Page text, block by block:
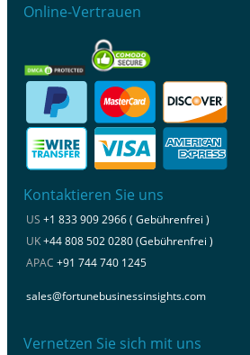
Online-Vertrauen
Kontaktieren Sie uns
US +1 833 909 2966 ( Gebührenfrei )
UK+44 808 502 0280 (Gebührenfrei )
APAC +91 744 740 1245
sales@fortunebusinessinsights.com
Vernetzen Sie sich mit uns